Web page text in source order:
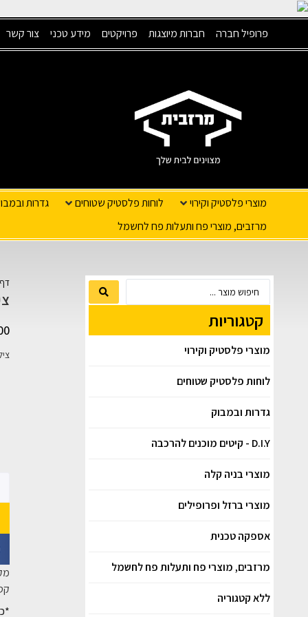
פרופיל חברה חברות מיוצגות פרויקטים מידע טכני צור קשר
מוצרי פלסטיק וקירוי לוחות פלסטיק שטוחים גדרות
מרזבים, מוצרי פח ותעלות פח לחשמל
קטגוריות
מוצרי פלסטיק וקירוי
לוחות פלסטיק שטוחים
גדרות ובמבוק
D.I.Y - קיטים מוכנים להרכבה
מוצרי בניה קלה
מוצרי ברזל ופרופילים
אספקה טכנית
מרזבים, מוצרי פח ותעלות פח לחשמל
ללא קטגוריה
צילינדר